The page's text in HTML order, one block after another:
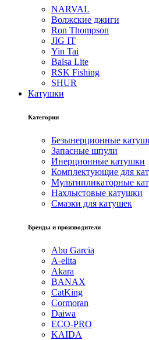
NARVAL
Волжские джиги
Ron Thompson
JIG IT
Yin Tai
Balsa Lite
RSK Fishing
SHUR
Катушки
Категории
Безынерционные
Запасные шпули
Инерционные катушки
Комплектующие для
Мультипликаторные
Нахлыстовые катушки
Смазки для катушек
Бренды и производители
Abu Garcia
A-elita
Akara
BANAX
CatKing
Cormoran
Daiwa
ECO-PRO
KAIDA